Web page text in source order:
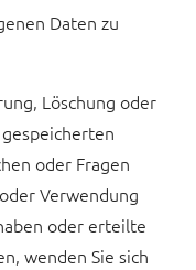
Daten zu
Löschung oder
oder Fragen
Verwendung
oder erteilte
wenden Sie sich